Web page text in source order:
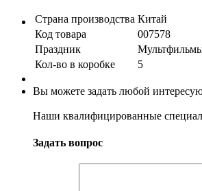
Страна производства Китай
Код товара
007578
Праздник
Кол-во в коробке
5
Вы можете задать любой
Наши квалифицированные
Задать вопрос